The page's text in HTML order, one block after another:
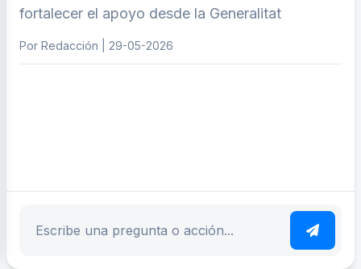
fortalecer el apoyo desde la Generalitat
Por Redacción | 29-05-2026
Escribe tu pregunta